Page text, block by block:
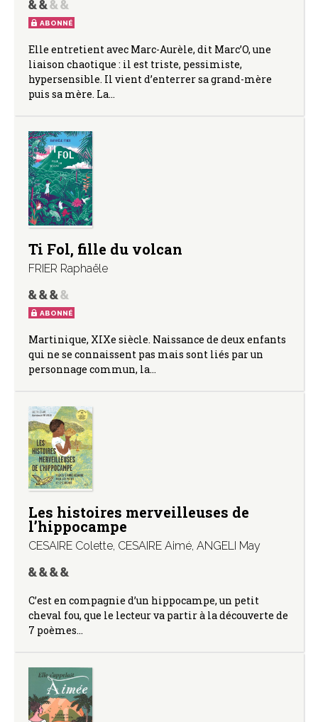
ABONNÉ
Elle entretient avec Marc-Aurèle, dit Marc’O, une
liaison chaotique : il est triste, pessimiste,
hypersensible. Il vient d’enterrer sa grand-mère
puis sa mère. La…
Ti Fol, fille du volcan
FRIER Raphaële
ABONNÉ
Martinique, XIXe siècle. Naissance de deux enfants
qui ne se connaissent pas mais sont liés par un
personnage commun, la…
Les histoires merveilleuses de
l’hippocampe
CESAIRE Colette, CESAIRE Aimé, ANGELI May
C’est en compagnie d’un hippocampe, un petit
cheval fou, que le lecteur va partir à la découverte de
7 poèmes…